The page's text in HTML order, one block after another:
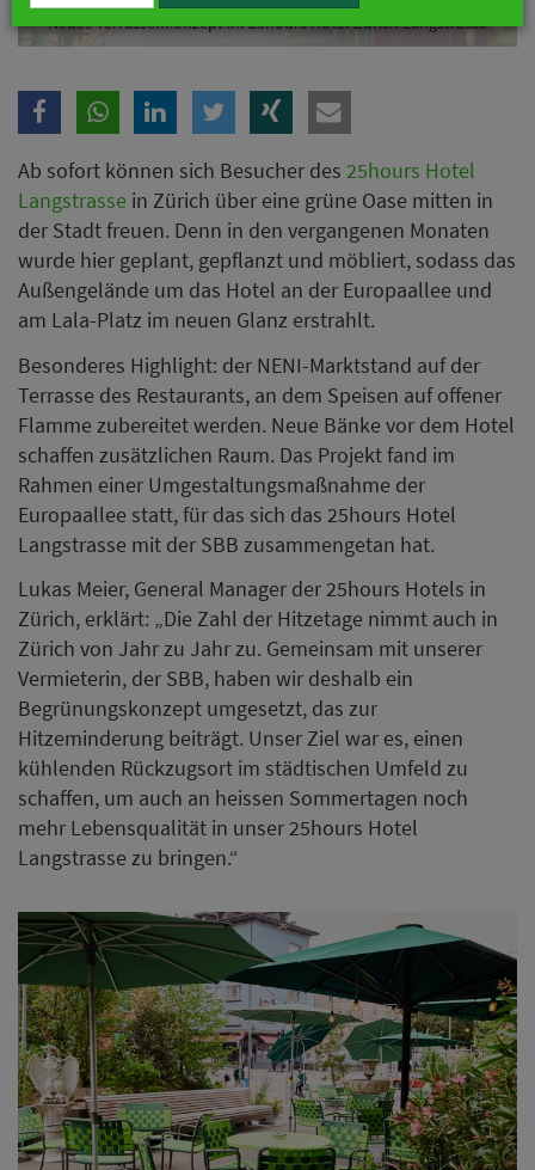
Neues Terrassenkonzept im 25hours Hotel Zürich Langstrasse
Ab sofort können sich Besucher des 25hours Hotel
Langstrasse in Zürich über eine grüne Oase mitten in
der Stadt freuen. Denn in den vergangenen Monaten
wurde hier geplant, gepflanzt und möbliert, sodass das
Außengelände um das Hotel an der Europaallee und
am Lala-Platz im neuen Glanz erstrahlt.
Besonderes Highlight: der NENI-Marktstand auf der
Terrasse des Restaurants, an dem Speisen auf offener
Flamme zubereitet werden. Neue Bänke vor dem Hotel
schaffen zusätzlichen Raum. Das Projekt fand im
Rahmen einer Umgestaltungsmaßnahme der
Europaallee statt, für das sich das 25hours Hotel
Langstrasse mit der SBB zusammengetan hat.
Lukas Meier, General Manager der 25hours Hotels in
Zürich, erklärt: „Die Zahl der Hitzetage nimmt auch in
Zürich von Jahr zu Jahr zu. Gemeinsam mit unserer
Vermieterin, der SBB, haben wir deshalb ein
Begrünungskonzept umgesetzt, das zur
Hitzeminderung beiträgt. Unser Ziel war es, einen
kühlenden Rückzugsort im städtischen Umfeld zu
schaffen, um auch an heissen Sommertagen noch
mehr Lebensqualität in unser 25hours Hotel
Langstrasse zu bringen.“